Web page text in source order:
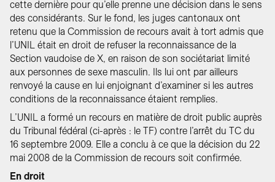
cette dernière pour qu’elle prenne une décision dans le sens
des considérants. Sur le fond, les juges cantonaux ont
retenu que la Commission de recours avait à tort admis que
l’UNIL était en droit de refuser la reconnaissance de la
Section vaudoise de X, en raison de son sociétariat limité
aux personnes de sexe masculin. Ils lui ont par ailleurs
renvoyé la cause en lui enjoignant d’examiner si les autres
conditions de la reconnaissance étaient remplies.
L’UNIL a formé un recours en matière de droit public auprès
du Tribunal fédéral (ci-après : le TF) contre l’arrêt du TC du
16 septembre 2009. Elle a conclu à ce que la décision du 22
mai 2008 de la Commission de recours soit confirmée.
En droit